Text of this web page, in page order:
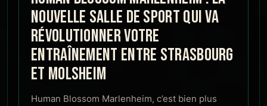
NOUVELLE SALLE DE SPORT QUI VA
RÉVOLUTIONNER VOTRE
ENTRAÎNEMENT ENTRE STRASBOURG
ET MOLSHEIM
Human Blossom Marlenheim, c’est bien plus